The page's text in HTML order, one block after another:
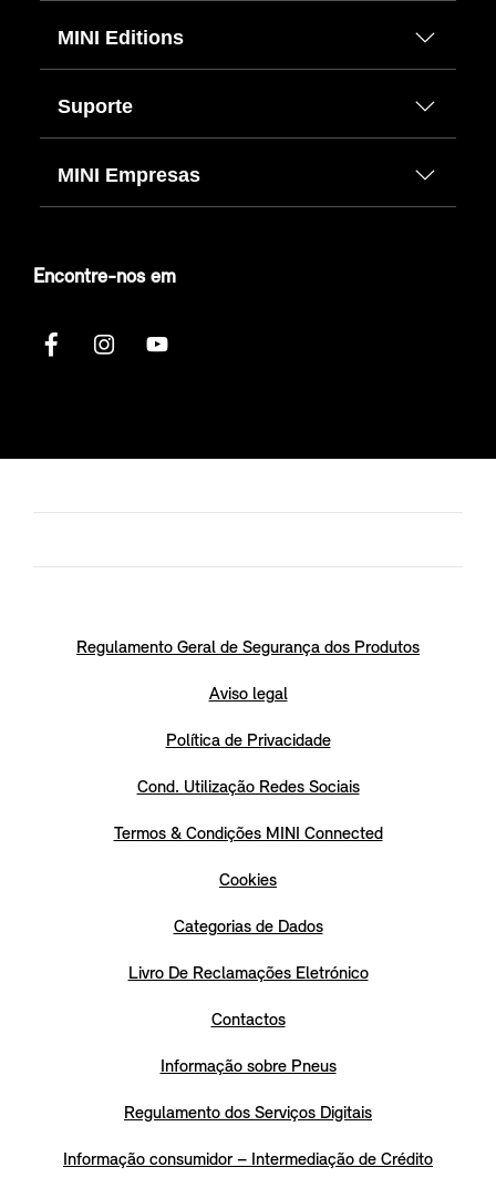
MINI Editions
Suporte
MINI Empresas
Encontre-nos em
Regulamento Geral de Segurança dos Produtos
Aviso legal
Política de Privacidade
Cond. Utilização Redes Sociais
Termos & Condições MINI Connected
Cookies
Categorias de Dados
Livro De Reclamações Eletrónico
Contactos
Informação sobre Pneus
Regulamento dos Serviços Digitais
Informação consumidor – Intermediação de Crédito